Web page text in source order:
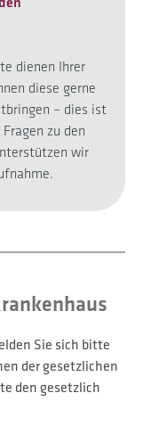
dienen Ihrer
diese gerne
– dies ist
zu den
wir
Sie sich bitte
der gesetzlichen
den gesetzlich